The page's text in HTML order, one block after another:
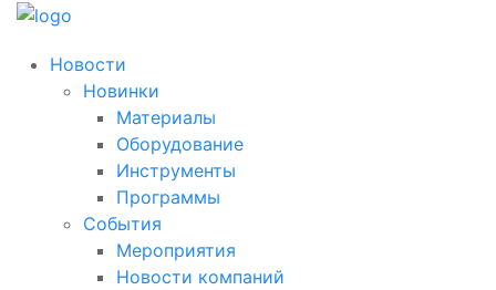
Новости
Новинки
Материалы
Оборудование
Инструменты
Программы
События
Мероприятия
Новости компаний